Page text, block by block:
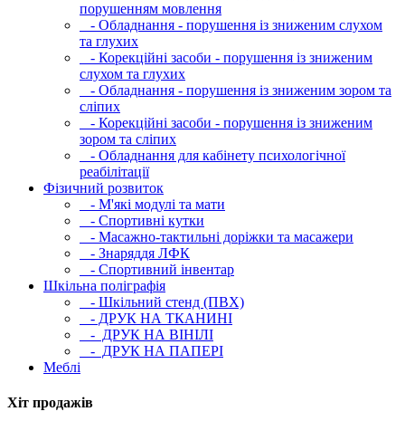
порушенням мовлення
- Обладнання - порушення із зниженим слухом
та глухих
- Корекційні засоби - порушення із зниженим
слухом та глухих
- Обладнання - порушення із зниженим зором та
сліпих
- Корекційні засоби - порушення із зниженим
зором та сліпих
- Обладнання для кабінету психологічної
реабілітації
Фізичний розвиток
- М'які модулi та мати
- Спортивні кутки
- Масажно-тактильні доріжки та масажери
- Знаряддя ЛФК
- Спортивний інвентар
Шкільна поліграфія
- Шкільний стенд (ПВХ)
- ДРУК НА ТКАНИНІ
- ДРУК НА ВІНІЛІ
- ДРУК НА ПАПЕРІ
Меблі
Хіт продажів